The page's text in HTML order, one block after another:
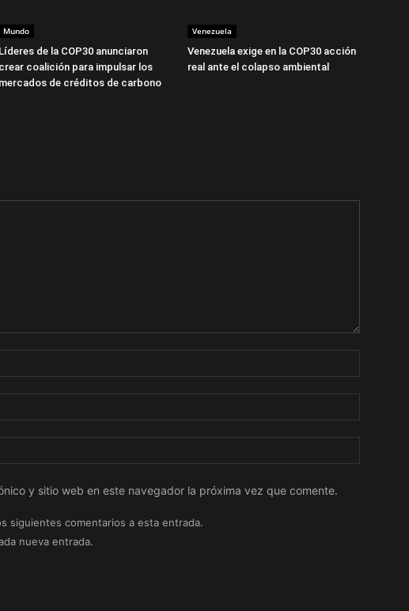
Mundo
Líderes de la COP30 anunciaron
crear coalición para impulsar los
mercados de créditos de carbono
Venezuela
Venezuela exige en la COP30 acción
real ante el colapso ambiental
y sitio web en este navegador la próxima vez que comente.
siguientes comentarios a esta entrada.
nueva entrada.